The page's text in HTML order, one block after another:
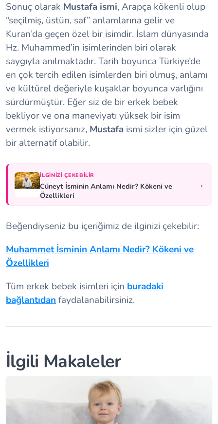
Sonuç olarak Mustafa ismi, Arapça kökenli olup
“seçilmiş, üstün, saf” anlamlarına gelir ve
Kuran’da geçen özel bir isimdir. İslam dünyasında
Hz. Muhammed’in isimlerinden biri olarak
saygıyla anılmaktadır. Tarih boyunca Türkiye’de
en çok tercih edilen isimlerden biri olmuş, anlamı
ve kültürel değeriyle kuşaklar boyunca varlığını
sürdürmüştür. Eğer siz de bir erkek bebek
bekliyor ve ona maneviyatı yüksek bir isim
vermek istiyorsanız, Mustafa ismi sizler için güzel
bir alternatif olabilir.
İLGINIZI ÇEKEBILIR
Cüneyt İsminin Anlamı Nedir? Kökeni ve
Özellikleri
→
Beğendiyseniz bu içeriğimiz de ilginizi çekebilir:
Muhammet İsminin Anlamı Nedir? Kökeni ve
Özellikleri
Tüm erkek bebek isimleri için buradaki
bağlantıdanfaydalanabilirsiniz.
İlgili Makaleler